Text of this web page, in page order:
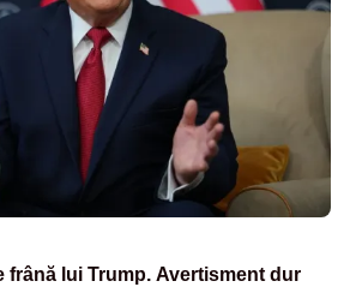
frână lui Trump. Avertisment dur